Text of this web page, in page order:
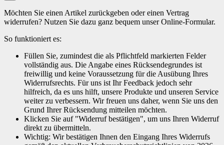
Möchten Sie einen Artikel zurückgeben oder einen Vertrag
widerrufen? Nutzen Sie dazu ganz bequem unser Online-Formular.
So funktioniert es:
Füllen Sie, zumindest die als Pflichtfeld markierten Felder
vollständig aus. Die Angabe eines Rücksendegrundes ist
freiwillig und keine Voraussetzung für die Ausübung Ihres
Widerrufsrechts. Für uns ist Ihr Feedback jedoch sehr
hilfreich, da es uns hilft, unsere Produkte und unseren Service
weiter zu verbessern. Wir freuen uns daher, wenn Sie uns den
Grund Ihrer Rücksendung mitteilen möchten.
Klicken Sie auf "Widerruf bestätigen", um uns Ihren Widerruf
direkt zu übermitteln.
Wichtig: Wir bestätigen Ihnen den Eingang Ihres Widerrufs